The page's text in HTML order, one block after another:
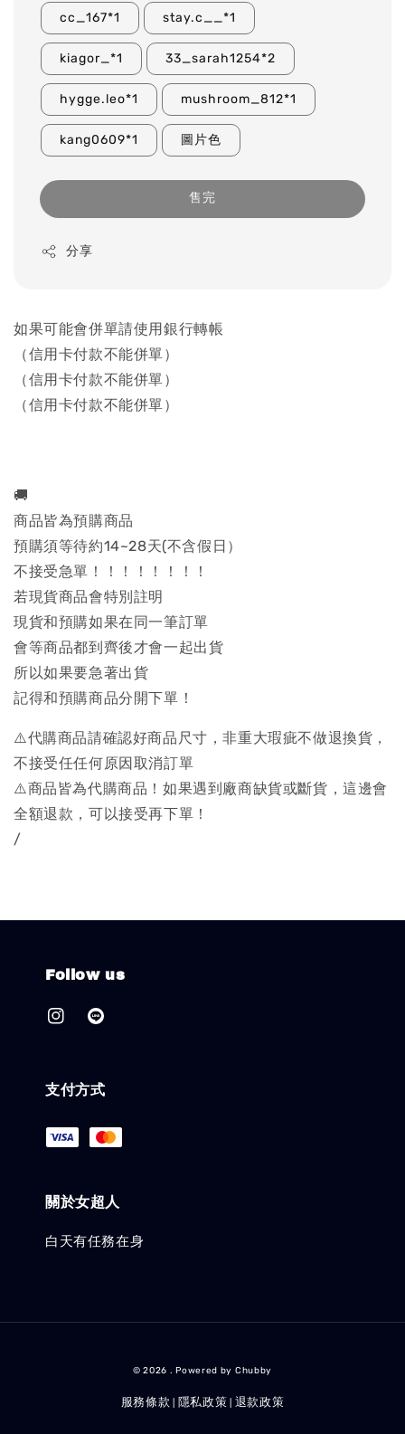
cc_167*1 stay.c__*1
kiagor_*1 33_sarah1254*2
hygge.leo*1 mushroom_812*1
kang0609*1 圖片色
售完
分享
如果可能會併單請使用銀行轉帳
（信用卡付款不能併單）
（信用卡付款不能併單）
（信用卡付款不能併單）
🚚
商品皆為預購商品
預購須等待約14~28天(不含假日）
不接受急單！！！！！！！！
若現貨商品會特別註明
現貨和預購如果在同一筆訂單
會等商品都到齊後才會一起出貨
所以如果要急著出貨
記得和預購商品分開下單！
⚠️代購商品請確認好商品尺寸，非重大瑕疵不做退換貨，
不接受任任何原因取消訂單
⚠️商品皆為代購商品！如果遇到廠商缺貨或斷貨，這邊會
全額退款，可以接受再下單！
/
Follow us
支付方式
關於女超人
白天有任務在身
© 2026 . Powered by Chubby
服務條款 隱私政策 退款政策